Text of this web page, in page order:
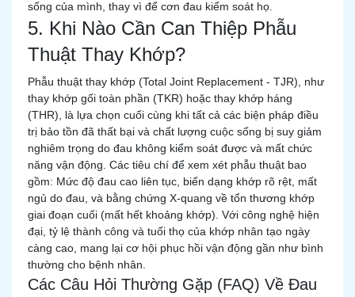
sống của mình, thay vì để cơn đau kiểm soát họ.
5. Khi Nào Cần Can Thiệp Phẫu
Thuật Thay Khớp?
Phẫu thuật thay khớp (Total Joint Replacement - TJR), như
thay khớp gối toàn phần (TKR) hoặc thay khớp háng
(THR), là lựa chọn cuối cùng khi tất cả các biện pháp điều
trị bảo tồn đã thất bại và chất lượng cuộc sống bị suy giảm
nghiêm trọng do đau không kiểm soát được và mất chức
năng vận động. Các tiêu chí để xem xét phẫu thuật bao
gồm: Mức độ đau cao liên tục, biến dạng khớp rõ rệt, mất
ngủ do đau, và bằng chứng X-quang về tổn thương khớp
giai đoạn cuối (mất hết khoảng khớp). Với công nghệ hiện
đại, tỷ lệ thành công và tuổi thọ của khớp nhân tạo ngày
càng cao, mang lại cơ hội phục hồi vận động gần như bình
thường cho bệnh nhân.
Các Câu Hỏi Thường Gặp (FAQ) Về Đau